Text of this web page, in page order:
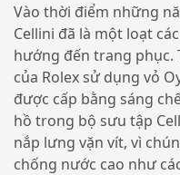
Vào thời điểm những
Cellini đã là một loạt
hướng đến trang phục.
của Rolex sử dụng vỏ
được cấp bằng sáng
hồ trong bộ sưu tập
nắp lưng vặn vít, vì
chống nước cao như